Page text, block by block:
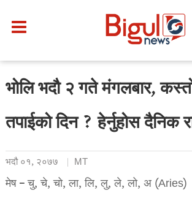
भोलि भदौ २ गते मंगलबार,
तपाईको दिन ? हेर्नुहोस दैनिक
भदौ ०१, २०७७ MT
मेष – चु, चे, चो, ला, लि, लु, ले, लो, अ (Aries)